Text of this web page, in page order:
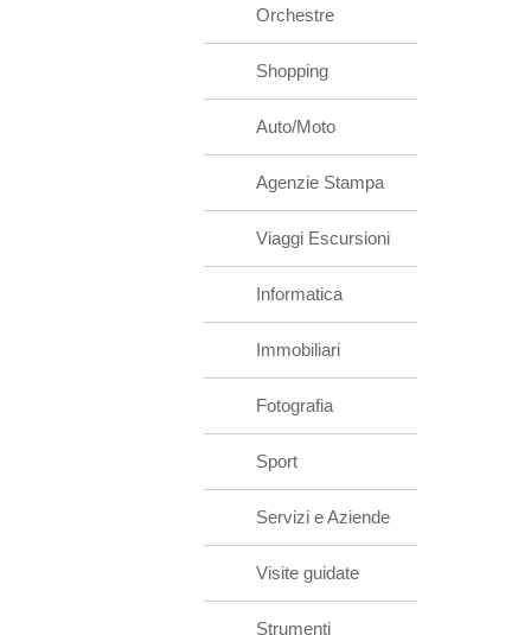
Orchestre
Shopping
Auto/Moto
Agenzie Stampa
Viaggi Escursioni
Informatica
Immobiliari
Fotografia
Sport
Servizi e Aziende
Visite guidate
Strumenti